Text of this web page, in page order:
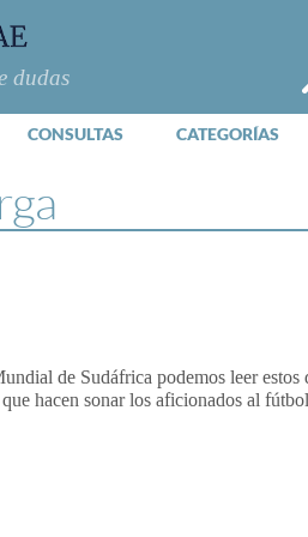
CONSULTAS CATEGORÍAS
de Sudáfrica podemos leer estos
hacen sonar los aficionados al